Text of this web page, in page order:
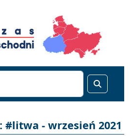
- wrzesień 2021